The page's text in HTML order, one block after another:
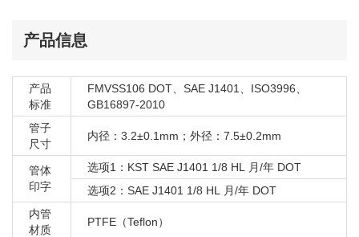
产品信息
产品
标准
FMVSS106 DOT、SAE J1401、ISO3996、
GB16897-2010
管子
尺寸
内径：3.2±0.1mm；外径：7.5±0.2mm
管体
印字
选项1：KST SAE J1401 1/8 HL 月/年 DOT
选项2：SAE J1401 1/8 HL 月/年 DOT
内管
材质
PTFE（Teflon）